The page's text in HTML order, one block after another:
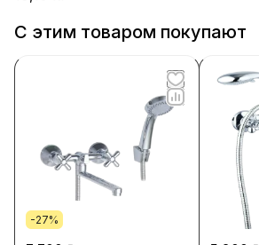
С этим товаром покупают
-27%